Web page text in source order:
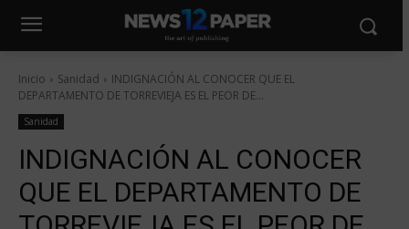
Inicio Sanidad
INDIGNACIÓN AL CONOCER QUE EL
DEPARTAMENTO DE TORREVIEJA ES EL PEOR DE...
Sanidad
INDIGNACIÓN AL CONOCER
QUE EL DEPARTAMENTO DE